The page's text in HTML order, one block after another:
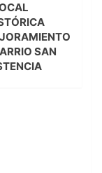
SAN